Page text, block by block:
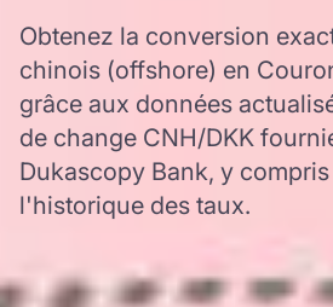
Obtenez la conversion
chinois (offshore) en
grâce aux données
de change CNH/DKK
Dukascopy Bank, y
l'historique des taux.